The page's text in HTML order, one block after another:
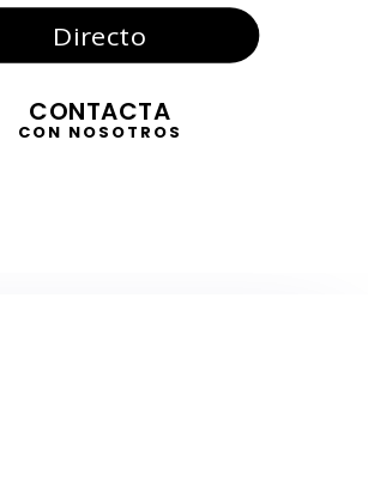
Directo
CONTACTA
CON NOSOTROS